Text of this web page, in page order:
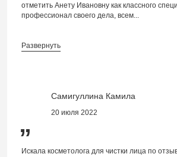
отметить Анету Ивановну как классного
профессионал своего дела, всем...
Развернуть
Самигуллина Камила
20 июля 2022
”
Искала косметолога для чистки лица по